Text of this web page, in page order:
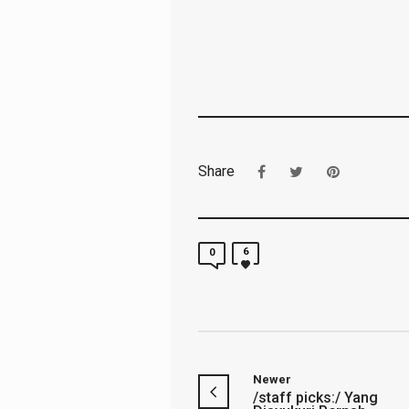
Share
0 6
Newer
/staff picks:/ Yang